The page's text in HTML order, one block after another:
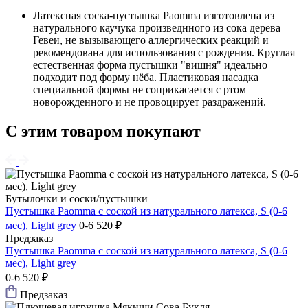
Латексная соска-пустышка Paomma изготовлена из
натурального каучука произведнного из сока дерева
Гевеи, не вызывающего аллергических реакций и
рекомендована для использования с рождения. Круглая
естественная форма пустышки "вишня" идеально
подходит под форму нёба. Пластиковая насадка
специальной формы не соприкасается с ртом
новорожденного и не провоцирует раздражений.
С этим товаром покупают
Бутылочки и соски/пустышки
Пустышка Paomma с соской из натурального латекса, S (0-6
мес), Light grey 0-6 520 ₽
Предзаказ
Пустышка Paomma с соской из натурального латекса, S (0-6
мес), Light grey
0-6 520 ₽
Предзаказ